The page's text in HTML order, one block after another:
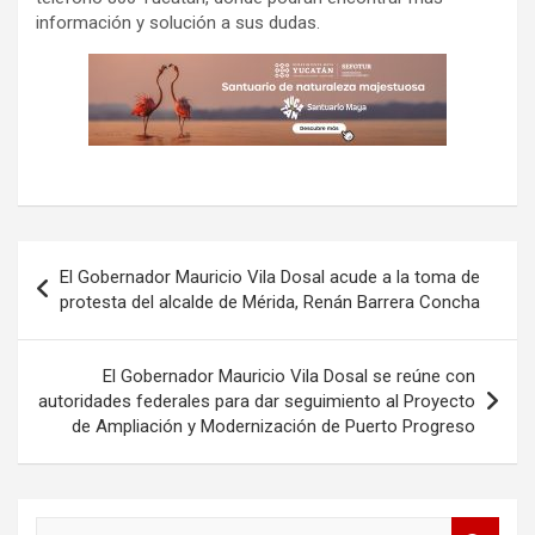
información y solución a sus dudas.
de
entradas
El Gobernador Mauricio Vila Dosal acude a la toma de
protesta del alcalde de Mérida, Renán Barrera Concha
El Gobernador Mauricio Vila Dosal se reúne con
autoridades federales para dar seguimiento al Proyecto
de Ampliación y Modernización de Puerto Progreso